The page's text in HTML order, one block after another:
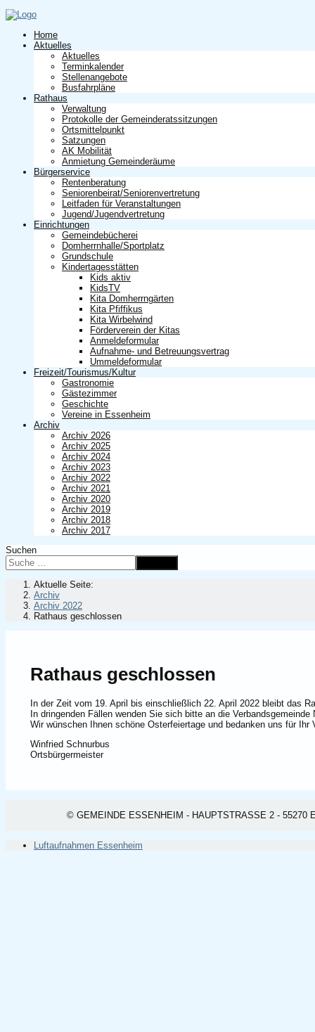
Home
Aktuelles
Aktuelles
Terminkalender
Stellenangebote
Busfahrpläne
Rathaus
Verwaltung
Protokolle der Gemeinderatssitzungen
Ortsmittelpunkt
Satzungen
AK Mobilität
Anmietung Gemeinderäume
Bürgerservice
Rentenberatung
Seniorenbeirat/Seniorenvertretung
Leitfaden für Veranstaltungen
Jugend/Jugendvertretung
Einrichtungen
Gemeindebücherei
Domherrnhalle/Sportplatz
Grundschule
Kindertagesstätten
Kids aktiv
KidsTV
Kita Domherrngärten
Kita Pfiffikus
Kita Wirbelwind
Förderverein der Kitas
Anmeldeformular
Aufnahme- und Betreuungsvertrag
Ummeldeformular
Freizeit/Tourismus/Kultur
Gastronomie
Gästezimmer
Geschichte
Vereine in Essenheim
Archiv
Archiv 2026
Archiv 2025
Archiv 2024
Archiv 2023
Archiv 2022
Archiv 2021
Archiv 2020
Archiv 2019
Archiv 2018
Archiv 2017
Suchen
Aktuelle Seite:
Archiv
Archiv 2022
Rathaus geschlossen
Rathaus geschlossen
In der Zeit vom 19. April bis einschließlich 22. April 2022 bleibt das
In dringenden Fällen wenden Sie sich bitte an die Verbandsgemeinde
Wir wünschen Ihnen schöne Osterfeiertage und bedanken uns für Ihr
Winfried Schnurbus
Ortsbürgermeister
© GEMEINDE ESSENHEIM - HAUPTSTRASSE 2 - 55270
Luftaufnahmen Essenheim